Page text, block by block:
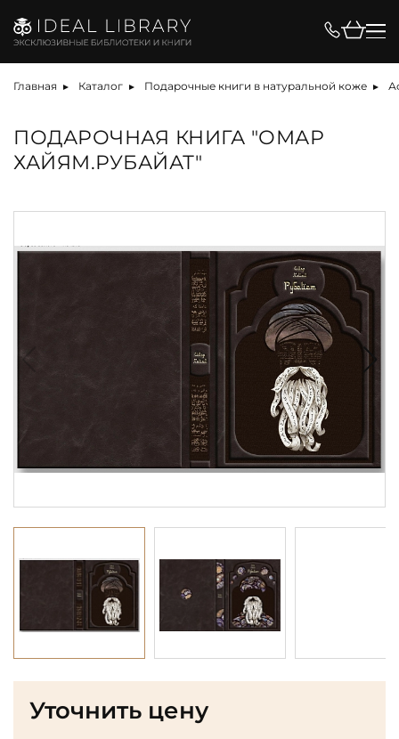
Главная Каталог Подарочные книги в натуральной коже
ПОДАРОЧНАЯ КНИГА "ОМАР
ХАЙЯМ.РУБАЙАТ"
Уточнить цену